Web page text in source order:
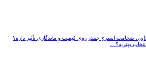
ضخامت استرچ چقدر روی کیفیت و ماندگاری تأثیر داره؟
بهتریه؟ ...